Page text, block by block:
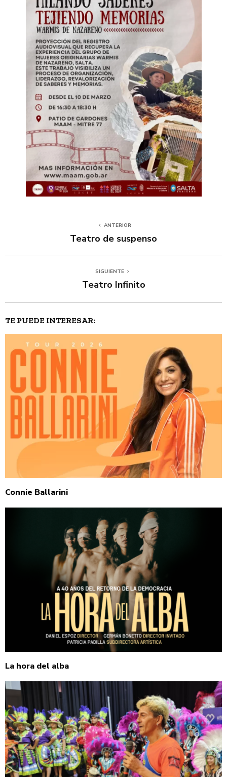
ANTERIOR
Teatro de suspenso
SIGUIENTE
Teatro Infinito
TE PUEDE INTERESAR:
Connie Ballarini
La hora del alba